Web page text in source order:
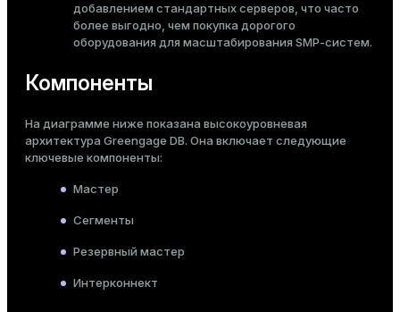
Параллелизм запросов
Параллельное выполнение на всех узлах,
Ограничен ресурсами одной машины
Сценарии использования
добавлением стандартных серверов, что часто
более выгодно, чем покупка дорогого
оборудования для масштабирования SMP-систем.
Компоненты
На диаграмме ниже показана высокоуровневая
архитектура Greengage DB. Она включает следующие
ключевые компоненты:
Мастер
Сегменты
Резервный мастер
Интерконнект